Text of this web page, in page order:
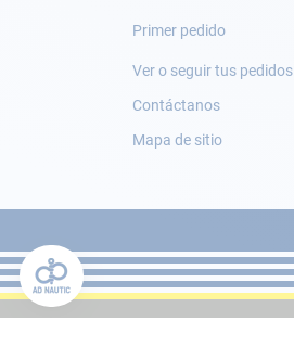
Primer pedido
Ver o seguir tus pedidos
Contáctanos
Mapa de sitio